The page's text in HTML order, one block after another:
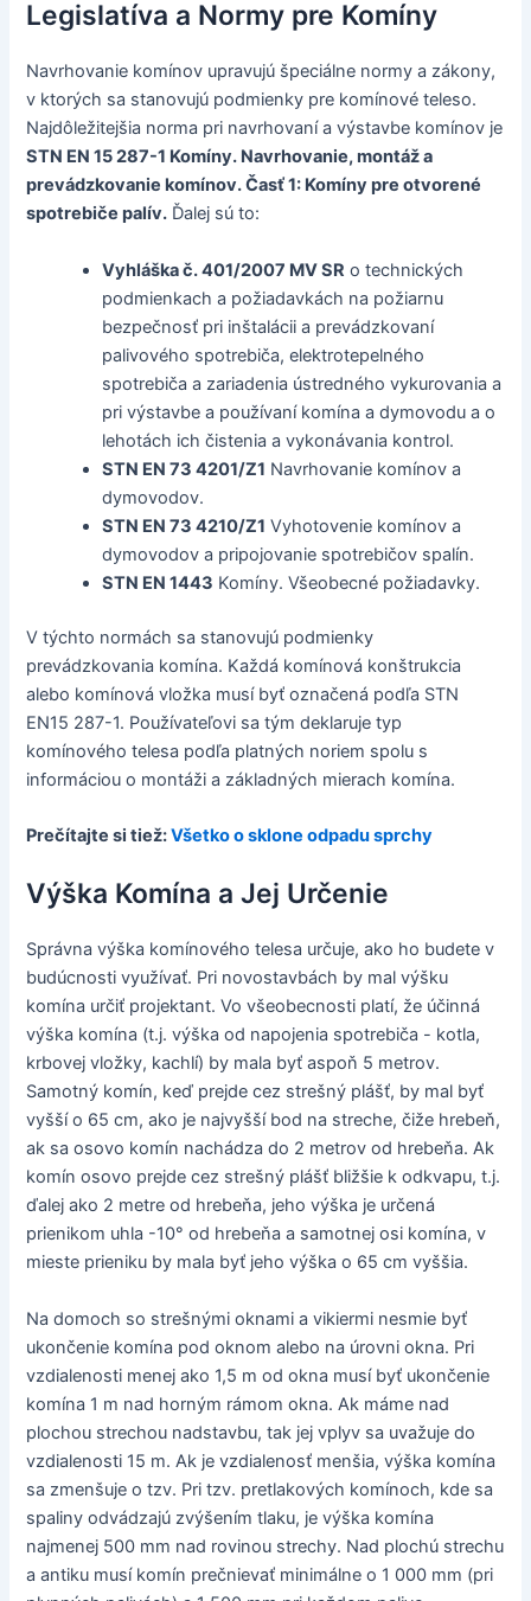
Legislatíva a Normy pre Komíny
Navrhovanie komínov upravujú špeciálne normy a zákony,
v ktorých sa stanovujú podmienky pre komínové teleso.
Najdôležitejšia norma pri navrhovaní a výstavbe komínov je
STN EN 15 287-1 Komíny. Navrhovanie, montáž a
prevádzkovanie komínov. Časť 1: Komíny pre otvorené
spotrebiče palív. Ďalej sú to:
Vyhláška č. 401/2007 MV SR o technických
podmienkach a požiadavkách na požiarnu
bezpečnosť pri inštalácii a prevádzkovaní
palivového spotrebiča, elektrotepelného
spotrebiča a zariadenia ústredného vykurovania a
pri výstavbe a používaní komína a dymovodu a o
lehotách ich čistenia a vykonávania kontrol.
STN EN 73 4201/Z1 Navrhovanie komínov a
dymovodov.
STN EN 73 4210/Z1 Vyhotovenie komínov a
dymovodov a pripojovanie spotrebičov spalín.
STN EN 1443 Komíny. Všeobecné požiadavky.
V týchto normách sa stanovujú podmienky
prevádzkovania komína. Každá komínová konštrukcia
alebo komínová vložka musí byť označená podľa STN
EN15 287-1. Používateľovi sa tým deklaruje typ
komínového telesa podľa platných noriem spolu s
informáciou o montáži a základných mierach komína.
Prečítajte si tiež:Všetko o sklone odpadu sprchy
Výška Komína a Jej Určenie
Správna výška komínového telesa určuje, ako ho budete v
budúcnosti využívať. Pri novostavbách by mal výšku
komína určiť projektant. Vo všeobecnosti platí, že účinná
výška komína (t.j. výška od napojenia spotrebiča - kotla,
krbovej vložky, kachlí) by mala byť aspoň 5 metrov.
Samotný komín, keď prejde cez strešný plášť, by mal byť
vyšší o 65 cm, ako je najvyšší bod na streche, čiže hrebeň,
ak sa osovo komín nachádza do 2 metrov od hrebeňa. Ak
komín osovo prejde cez strešný plášť bližšie k odkvapu, t.j.
ďalej ako 2 metre od hrebeňa, jeho výška je určená
prienikom uhla -10° od hrebeňa a samotnej osi komína, v
mieste prieniku by mala byť jeho výška o 65 cm vyššia.
Na domoch so strešnými oknami a vikiermi nesmie byť
ukončenie komína pod oknom alebo na úrovni okna. Pri
vzdialenosti menej ako 1,5 m od okna musí byť ukončenie
komína 1 m nad horným rámom okna. Ak máme nad
plochou strechou nadstavbu, tak jej vplyv sa uvažuje do
vzdialenosti 15 m. Ak je vzdialenosť menšia, výška komína
sa zmenšuje o tzv. Pri tzv. pretlakových komínoch, kde sa
spaliny odvádzajú zvýšením tlaku, je výška komína
najmenej 500 mm nad rovinou strechy. Nad plochú strechu
a antiku musí komín prečnievať minimálne o 1 000 mm (pri